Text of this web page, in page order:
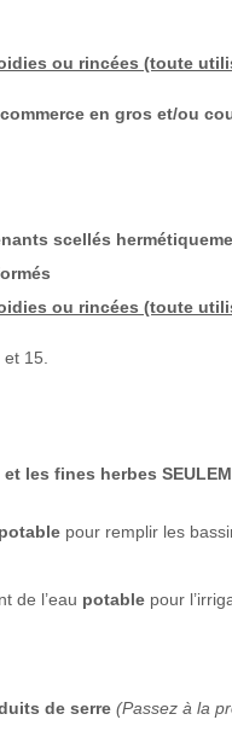
ou rincées (toute
en gros et/ou
scellés
ou rincées (toute
15.
les fines herbes
potable pour remplir les
de l’eau potable pour
de serre (Passez à la